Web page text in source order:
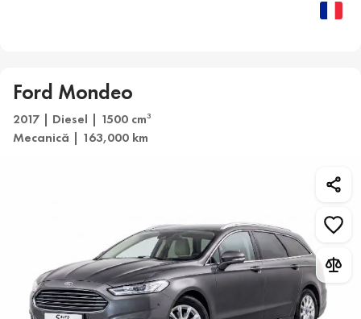
Ford Mondeo
2017 | Diesel | 1500 cm3
Mecanică | 163,000 km